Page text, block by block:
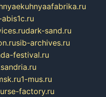
dark-sand.ru
sib-archives.ru
festival.ru
1-mus.ru
factory.ru